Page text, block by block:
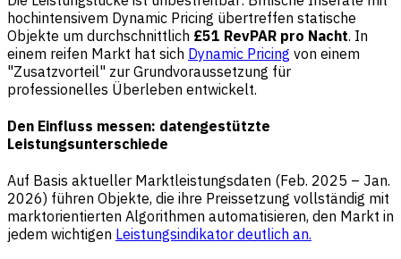
hochintensivem Dynamic Pricing übertreffen statische
Objekte um durchschnittlich £51 RevPAR pro Nacht. In
einem reifen Markt hat sich Dynamic Pricing von einem
"Zusatzvorteil" zur Grundvoraussetzung für
professionelles Überleben entwickelt.
Den Einfluss messen: datengestützte
Leistungsunterschiede
Auf Basis aktueller Marktleistungsdaten (Feb. 2025 – Jan.
2026) führen Objekte, die ihre Preissetzung vollständig mit
marktorientierten Algorithmen automatisieren, den Markt in
jedem wichtigen Leistungsindikator deutlich an.